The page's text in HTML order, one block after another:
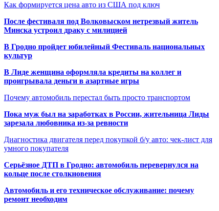
Как формируется цена авто из США под ключ
После фестиваля под Волковыском нетрезвый житель
Минска устроил драку с милицией
В Гродно пройдет юбилейный Фестиваль национальных
культур
В Лиде женщина оформляла кредиты на коллег и
проигрывала деньги в азартные игры
Почему автомобиль перестал быть просто транспортом
Пока муж был на заработках в России, жительница Лиды
зарезала любовника из-за ревности
Диагностика двигателя перед покупкой б/у авто: чек-лист для
умного покупателя
Серьёзное ДТП в Гродно: автомобиль перевернулся на
кольце после столкновения
Автомобиль и его техническое обслуживание: почему
ремонт необходим